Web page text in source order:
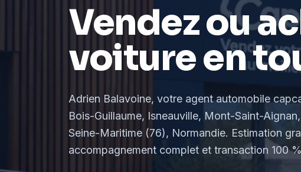
Vendez ou
voiture en
Adrien Balavoine, votre agent automobile
Bois-Guillaume, Isneauville, Mont-Saint-
Seine-Maritime (76), Normandie. Estimation
accompagnement complet et transaction 100